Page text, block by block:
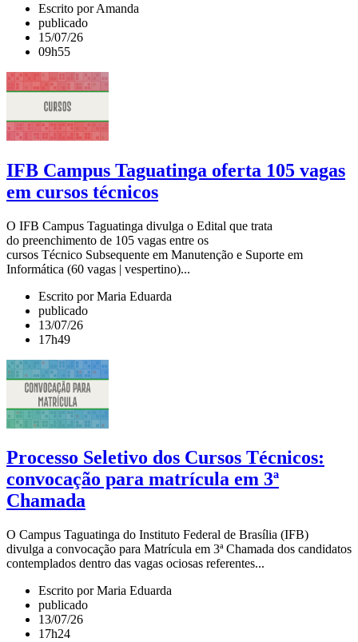
Escrito por Amanda
publicado
15/07/26
09h55
IFB Campus Taguatinga oferta 105 vagas
em cursos técnicos
O IFB Campus Taguatinga divulga o Edital que trata
do preenchimento de 105 vagas entre os
cursos Técnico Subsequente em Manutenção e Suporte em
Informática (60 vagas | vespertino)...
Escrito por Maria Eduarda
publicado
13/07/26
17h49
Processo Seletivo dos Cursos Técnicos:
convocação para matrícula em 3ª
Chamada
O Campus Taguatinga do Instituto Federal de Brasília (IFB)
divulga a convocação para Matrícula em 3ª Chamada dos candidatos
contemplados dentro das vagas ociosas referentes...
Escrito por Maria Eduarda
publicado
13/07/26
17h24